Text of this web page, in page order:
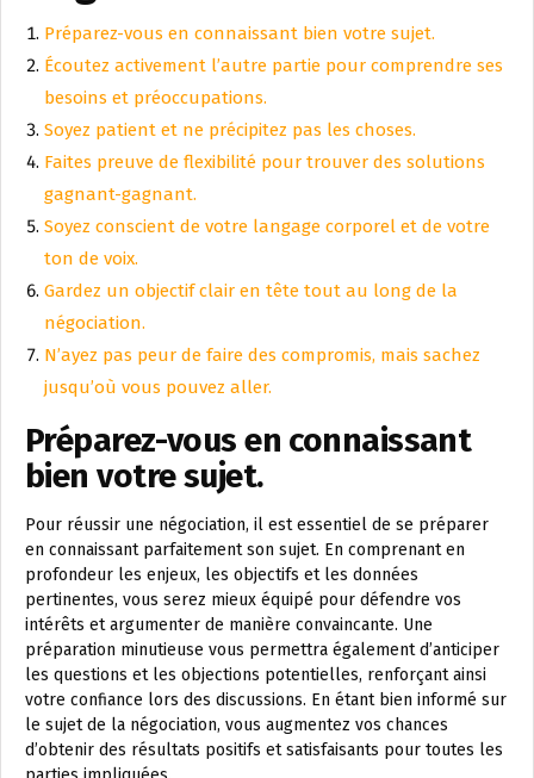
Préparez-vous en connaissant bien votre sujet.
Écoutez activement l’autre partie pour comprendre ses
besoins et préoccupations.
Soyez patient et ne précipitez pas les choses.
Faites preuve de flexibilité pour trouver des solutions
gagnant-gagnant.
Soyez conscient de votre langage corporel et de votre
ton de voix.
Gardez un objectif clair en tête tout au long de la
négociation.
N’ayez pas peur de faire des compromis, mais sachez
jusqu’où vous pouvez aller.
Préparez-vous en connaissant
bien votre sujet.
Pour réussir une négociation, il est essentiel de se préparer
en connaissant parfaitement son sujet. En comprenant en
profondeur les enjeux, les objectifs et les données
pertinentes, vous serez mieux équipé pour défendre vos
intérêts et argumenter de manière convaincante. Une
préparation minutieuse vous permettra également d’anticiper
les questions et les objections potentielles, renforçant ainsi
votre confiance lors des discussions. En étant bien informé sur
le sujet de la négociation, vous augmentez vos chances
d’obtenir des résultats positifs et satisfaisants pour toutes les